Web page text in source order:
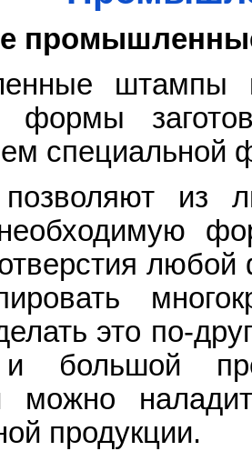
штампы
формы
специальной
из
отверстия
это по-
и большой
можно
продукции.